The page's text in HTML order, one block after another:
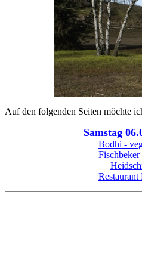
Auf den folgenden Seiten möchte
Samstag
Bodhi -
Restaurant